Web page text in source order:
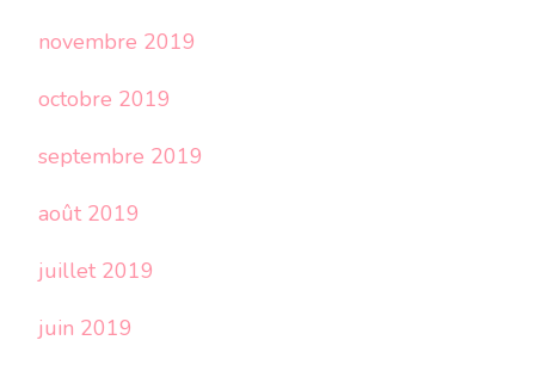
novembre 2019
octobre 2019
septembre 2019
août 2019
juillet 2019
juin 2019